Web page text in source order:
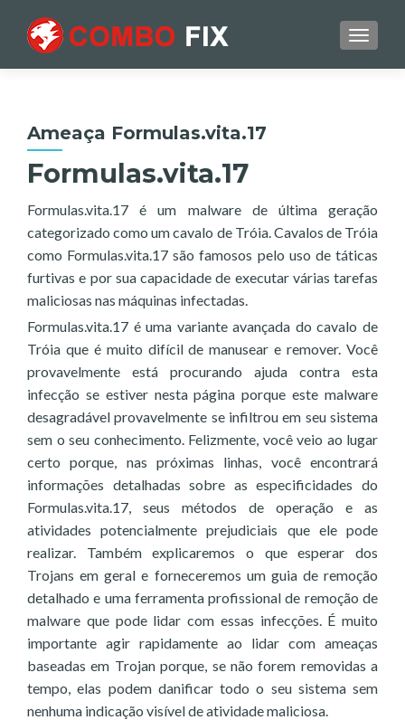
Ameaça Formulas.vita.17
Formulas.vita.17
Formulas.vita.17 é um malware de última geração
categorizado como um cavalo de Tróia. Cavalos de Tróia
como Formulas.vita.17 são famosos pelo uso de táticas
furtivas e por sua capacidade de executar várias tarefas
maliciosas nas máquinas infectadas.
Formulas.vita.17 é uma variante avançada do cavalo de
Tróia que é muito difícil de manusear e remover. Você
provavelmente está procurando ajuda contra esta
infecção se estiver nesta página porque este malware
desagradável provavelmente se infiltrou em seu sistema
sem o seu conhecimento. Felizmente, você veio ao lugar
certo porque, nas próximas linhas, você encontrará
informações detalhadas sobre as especificidades do
Formulas.vita.17, seus métodos de operação e as
atividades potencialmente prejudiciais que ele pode
realizar. Também explicaremos o que esperar dos
Trojans em geral e forneceremos um guia de remoção
detalhado e uma ferramenta profissional de remoção de
malware que pode lidar com essas infecções. É muito
importante agir rapidamente ao lidar com ameaças
baseadas em Trojan porque, se não forem removidas a
tempo, elas podem danificar todo o seu sistema sem
nenhuma indicação visível de atividade maliciosa.